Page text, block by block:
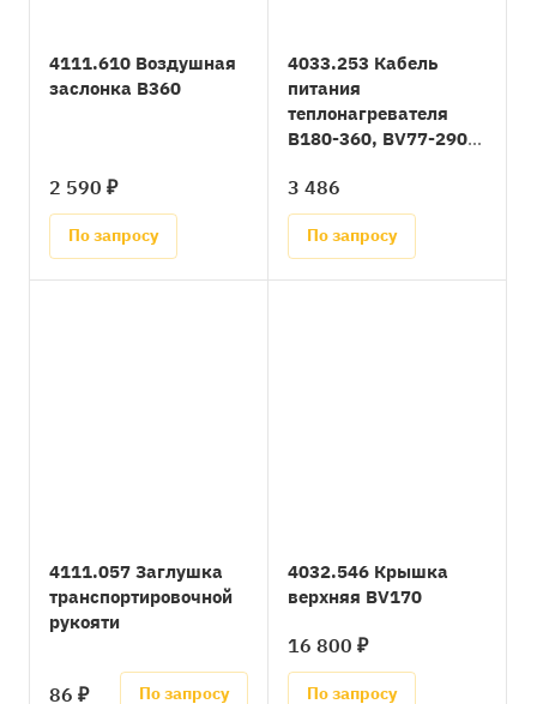
4111.610 Воздушная
заслонка B360
2 590 ₽
По запросу
4033.253 Кабель
питания
теплонагревателя
B180-360, BV77-290
3 486
По запросу
4111.057 Заглушка
транспортировочной
рукояти
86 ₽ По запросу
4032.546 Крышка
верхняя BV170
16 800 ₽
По запросу